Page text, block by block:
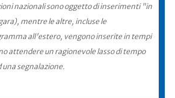
nazionali sono oggetto di inserimenti "in
mentre le altre, incluse le
all'estero, vengono inserite in tempi
attendere un ragionevole lasso di tempo
una segnalazione.